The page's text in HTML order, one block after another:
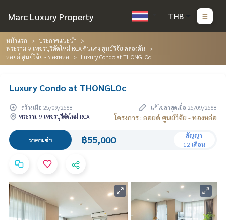
Marc Luxury Property THB
หน้าแรก
ประกาศแนะนำ
พระราม 9 เพชรบุรีตัดใหม่ RCA ดินแดง ศูนย์วิจัย คลองตัน
ลอยด์ ศูนย์วิจัย - ทองหล่อ
Luxury Condo at THONGLOc
Luxury Condo at THONGLOc
สร้างเมื่อ 25/09/2568
แก้ไขล่าสุดเมื่อ 25/09/2568
พระราม 9 เพชรบุรีตัดใหม่ RCA
โครงการ : ลอยด์ ศูนย์วิจัย - ทองหล่อ
ราคาเช่า ฿55,000
สัญญา
12 เดือน